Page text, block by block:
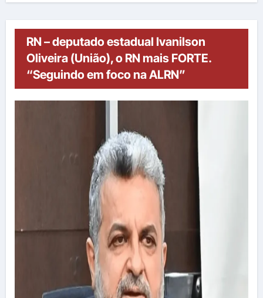
RN – deputado estadual Ivanilson
Oliveira (União), o RN mais FORTE.
“Seguindo em foco na ALRN”